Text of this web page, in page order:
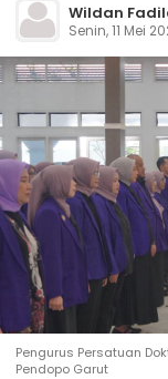
Wildan
Senin, 11 Mei
Pengurus Persatuan
Pendopo Garut